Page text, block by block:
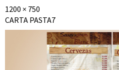
1200 × 750
CARTA PASTA7